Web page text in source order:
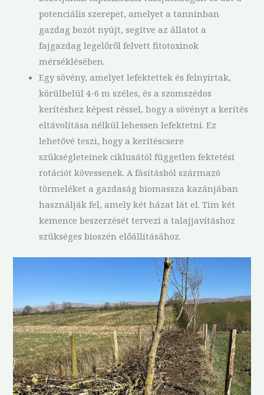
potenciális szerepet, amelyet a tanninban
gazdag bozót nyújt, segítve az állatot a
fajgazdag legelőről felvett fitotoxinok
mérséklésében.
Egy sövény, amelyet lefektettek és felnyírtak,
körülbelül 4-6 m széles, és a szomszédos
kerítéshez képest réssel, hogy a sövényt a kerítés
eltávolítása nélkül lehessen lefektetni. Ez
lehetővé teszi, hogy a kerítéscsere
szükségleteinek ciklusától független fektetési
rotációt kövessenek. A fásításból származó
törmeléket a gazdaság biomassza kazánjában
használják fel, amely két házat lát el. Tim két
kemence beszerzését tervezi a talajjavításhoz
szükséges bioszén előállításához.